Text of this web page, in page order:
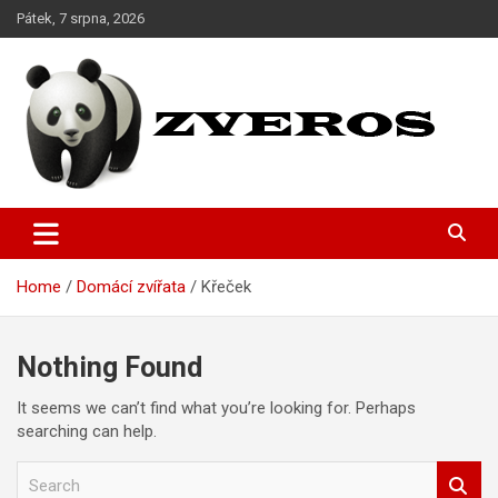
Skip
to
Pátek, 7 srpna, 2026
Zveros
Home Domácí zvířata Křeček
Nothing Found
It seems we can’t find what you’re looking for. Perhaps
searching can help.